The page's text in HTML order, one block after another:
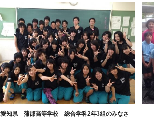
愛知県 蒲郡高等学校 総合学科2年3組のみなさ